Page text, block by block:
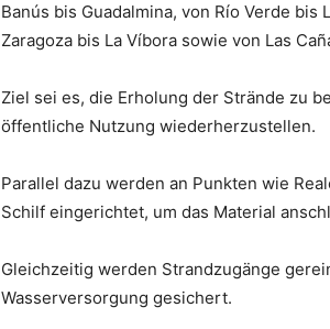
Banús bis Guadalmina, von Río Verde bis
Zaragoza bis La Víbora sowie von Las
Ziel sei es, die Erholung der Strände zu
öffentliche Nutzung wiederherzustellen.
Parallel dazu werden an Punkten wie
Schilf eingerichtet, um das Material
Gleichzeitig werden Strandzugänge
Wasserversorgung gesichert.